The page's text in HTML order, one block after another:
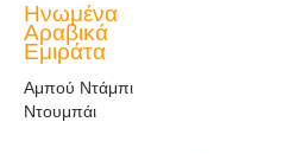
Ηνωμένα
Αραβικά
Εμιράτα
Αμπού Ντάμπι
Ντουμπάι